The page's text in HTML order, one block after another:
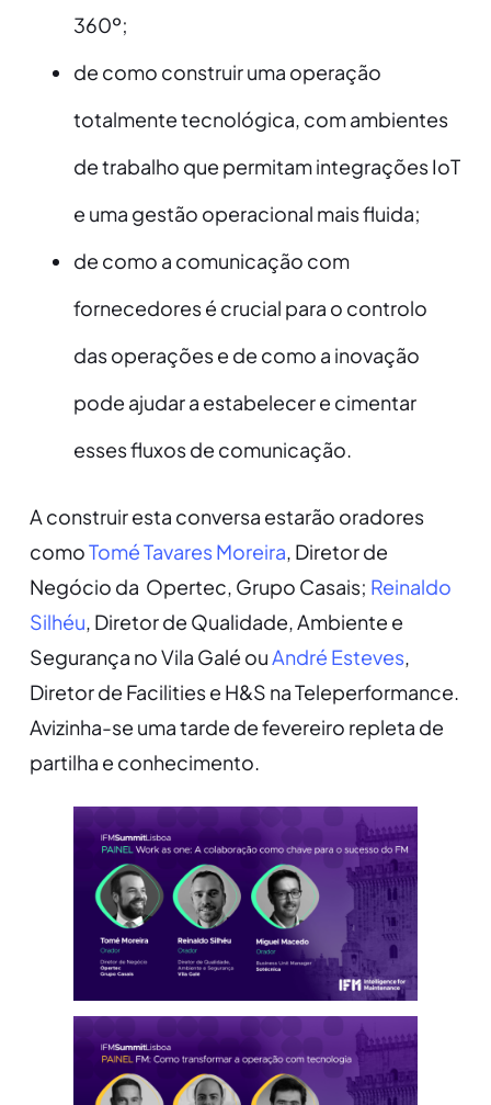
360º;
de como construir uma operação
totalmente tecnológica, com ambientes
de trabalho que permitam integrações IoT
e uma gestão operacional mais fluida;
de como a comunicação com
fornecedores é crucial para o controlo
das operações e de como a inovação
pode ajudar a estabelecer e cimentar
esses fluxos de comunicação.
A construir esta conversa estarão oradores
comoTomé Tavares Moreira, Diretor de
Negócio da Opertec, Grupo Casais; Reinaldo
Silhéu, Diretor de Qualidade, Ambiente e
Segurança no Vila Galé ouAndré Esteves,
Diretor de Facilities e H&S na Teleperformance.
Avizinha-se uma tarde de fevereiro repleta de
partilha e conhecimento.